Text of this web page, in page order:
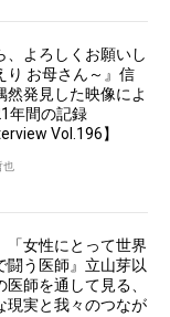
、よろしくお願いし
り お母さん～』信
発見した映像によ
年間の記録
Vol.196】
也
「女性にとって世界
闘う医師』立山芽以
師を通して見る、
現実と我々のつなが